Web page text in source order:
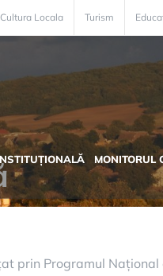
Cultura Locala Turism
MONITORUL
prin Programul Național